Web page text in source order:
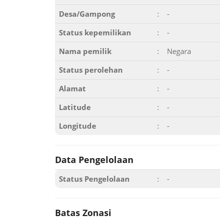
Desa/Gampong
:
-
Status kepemilikan
:
-
Nama pemilik
:
Negara
Status perolehan
:
-
Alamat
:
-
Latitude
:
-
Longitude
: -
Data Pengelolaan
Status Pengelolaan : -
Batas Zonasi